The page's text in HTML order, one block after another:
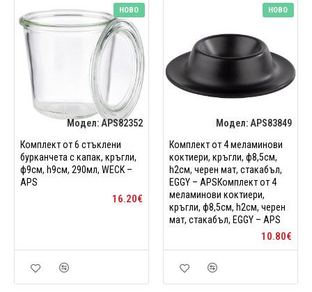
НОВО
Модел: APS82352
Комплект от 6 стъклени
бурканчета с капак, кръгли,
ф9см, h9см, 290мл, WECK –
APS
16.20€
НОВО
Модел: APS83849
Комплект от 4 меламинови
коктиери, кръгли, ф8,5см,
h2см, черен мат, стакабъл,
EGGY – APSКомплект от 4
меламинови коктиери,
кръгли, ф8,5см, h2см, черен
мат, стакабъл, EGGY – APS
10.80€